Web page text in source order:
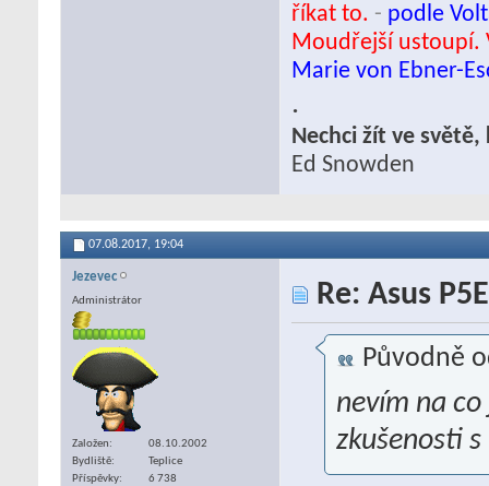
říkat to. - podle
Moudřejší ustoupí.
Marie von Ebner-
.
Nechci žít ve
Ed Snowden
07.08.2017, 19:04
Jezevec
Administrátor
Založen
08.10.2002
Bydliště
Teplice
Příspěvky
6 738
Re: Asus
Původně
nevím na
zkušenosti